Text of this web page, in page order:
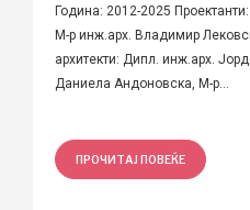
Година: 2012-2025
М-р инж.арх. Владимир
архитекти: Дипл. инж.арх.
Даниела Андоновска, М-р...
ПРОЧИТАЈ ПОВЕЌЕ